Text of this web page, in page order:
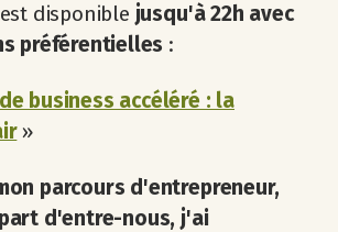
disponible jusqu'à 22h avec
préférentielles :
business accéléré : la
»
parcours d'entrepreneur,
d'entre-nous, j'ai